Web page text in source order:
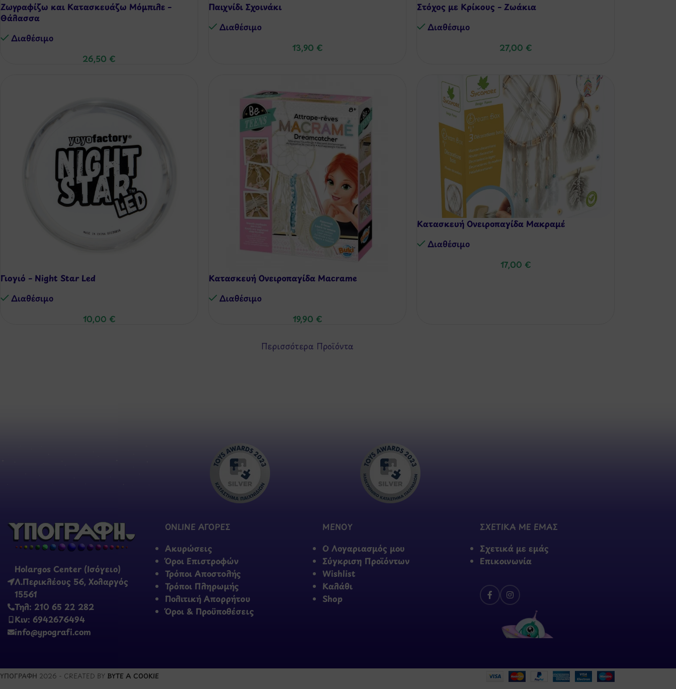
Ζωγραφίζω και Κατασκευάζω Μόμπιλε –
Θάλασσα
Διαθέσιμo
26,50 €
Παιχνίδι Σχοινάκι
Διαθέσιμo
13,90 €
Στόχος με Κρίκους – Ζωάκια
Διαθέσιμo
27,00 €
Γιογιό – Night Star Led
Διαθέσιμo
10,00 €
Κατασκευή Ονειροπαγίδα Macrame
Διαθέσιμo
19,90 €
Κατασκευή Ονειροπαγίδα Μακραμέ
Διαθέσιμo
17,00 €
Περισσότερα Προϊόντα
Holargos Center (Ισόγειο)
Λ.Περικλέους 56, Χολαργός
15561
Τηλ: 210 65 22 282
Κιν: 6942676494
info@ypografi.com
ONLINE ΑΓΟΡΕΣ
Ακυρώσεις
Όροι Επιστροφών
Τρόποι Αποστολής
Τρόποι Πληρωμής
Πολιτική Απορρήτου
Όροι & Προϋποθέσεις
ΜΕΝΟΥ
Ο Λογαριασμός μου
Σύγκριση Προϊόντων
Wishlist
Καλάθι
Shop
ΣΧΕΤΙΚΑ ΜΕ ΕΜΑΣ
Σχετικά με εμάς
Επικοινωνία
ΥΠΟΓΡΑΦΗ 2026 - CREATED BY BYTE A COOKIE